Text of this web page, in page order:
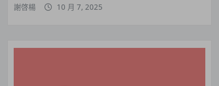
謝啓楊 10 月 7, 2025